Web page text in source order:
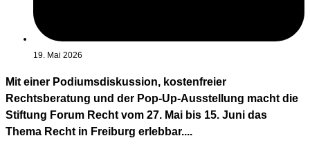
19. Mai 2026
Mit einer Podiumsdiskussion, kostenfreier
Rechtsberatung und der Pop-Up-Ausstellung macht die
Stiftung Forum Recht vom 27. Mai bis 15. Juni das
Thema Recht in Freiburg erlebbar....